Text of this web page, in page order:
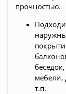
прочностью.
мебели,
т.п.